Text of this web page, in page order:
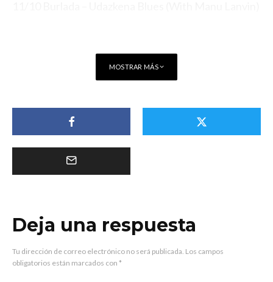
MOSTRAR MÁS
Deja una respuesta
Tu dirección de correo electrónico no será publicada. Los campos
obligatorios están marcados con *